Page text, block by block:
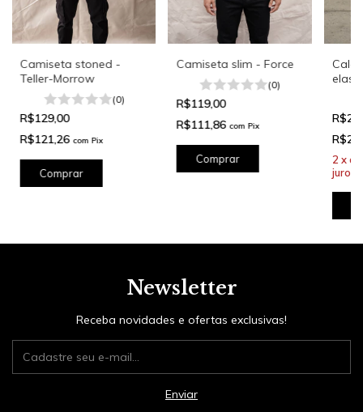
Camiseta stoned -
Teller-Morrow
(0)
R$129,00
R$121,26 com Pix
Comprar
Camiseta slim - Force
(0)
R$119,00
R$111,86 com Pix
Comprar 2 x
juros
Newsletter
Receba novidades e ofertas exclusivas!